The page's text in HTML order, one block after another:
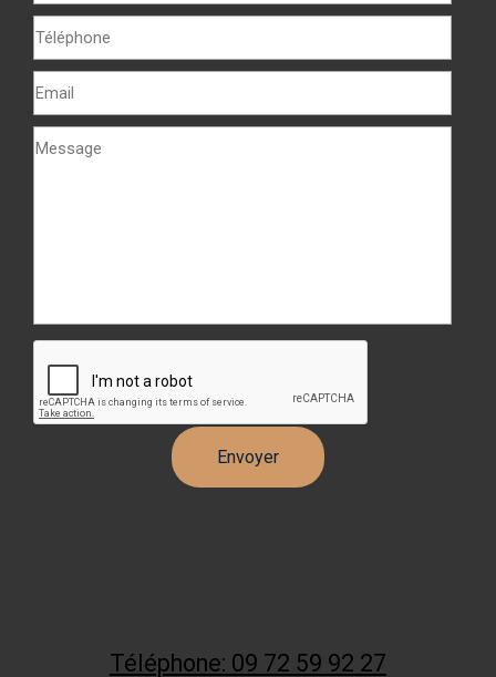
Téléphone: 09 72 59 92 27